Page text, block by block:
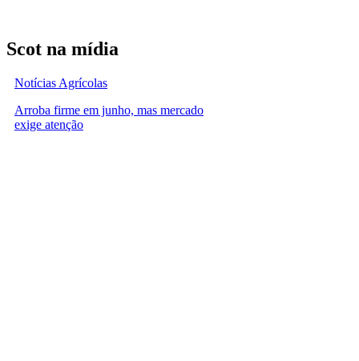
Scot na mídia
Notícias Agrícolas
Arroba firme em junho, mas mercado
exige atenção